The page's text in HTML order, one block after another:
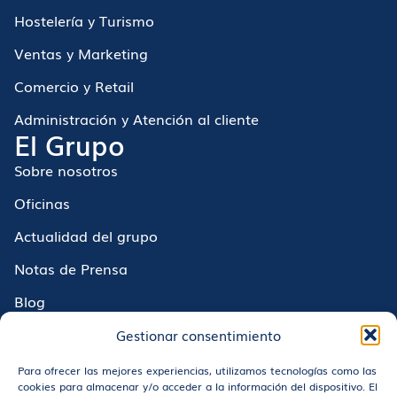
Gestionar consentimiento
Para ofrecer las mejores experiencias, utilizamos tecnologías como las
cookies para almacenar y/o acceder a la información del dispositivo. El
Hostelería y Turismo
Ventas y Marketing
Comercio y Retail
Administración y Atención al cliente
El Grupo
Sobre nosotros
Oficinas
Actualidad del grupo
Notas de Prensa
Blog
Encuentra empleo
Trabaja con nosotros